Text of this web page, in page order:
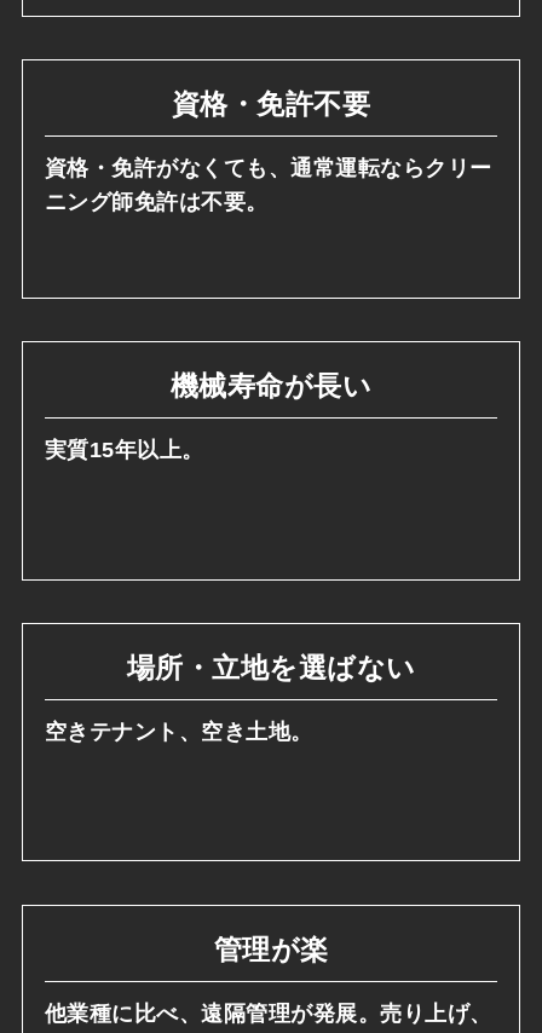
資格・免許不要
資格・免許がなくても、通常運転ならクリー
ニング師免許は不要。
機械寿命が長い
実質15年以上。
場所・立地を選ばない
空きテナント、空き土地。
管理が楽
他業種に比べ、遠隔管理が発展。売り上げ、